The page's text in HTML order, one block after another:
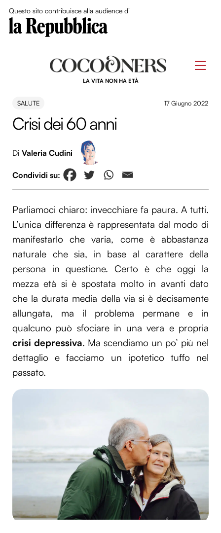
Questo sito contribuisce alla audience di
LA VITA NON HA ETÀ
SALUTE 17 Giugno 2022
Crisi dei 60 anni
Di Valeria Cudini
Parliamoci chiaro: invecchiare fa paura. A tutti.
L’unica differenza è rappresentata dal modo di
manifestarlo che varia, come è abbastanza
naturale che sia, in base al carattere della
persona in questione. Certo è che oggi la
mezza età si è spostata molto in avanti dato
che la durata media della via si è decisamente
allungata, ma il problema permane e in
qualcuno può sfociare in una vera e propria
crisi depressiva. Ma scendiamo un po’ più nel
dettaglio e facciamo un ipotetico tuffo nel
passato.